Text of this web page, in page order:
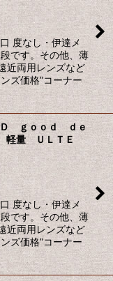
なし・伊達メ
です。その他、薄
近両用レンズなど
ズ価格”コーナー
ｇｏｏｄ ｄｅ
量 ＵＬＴＥ
度なし・伊達メ
です。その他、薄
近両用レンズなど
ズ価格”コーナー